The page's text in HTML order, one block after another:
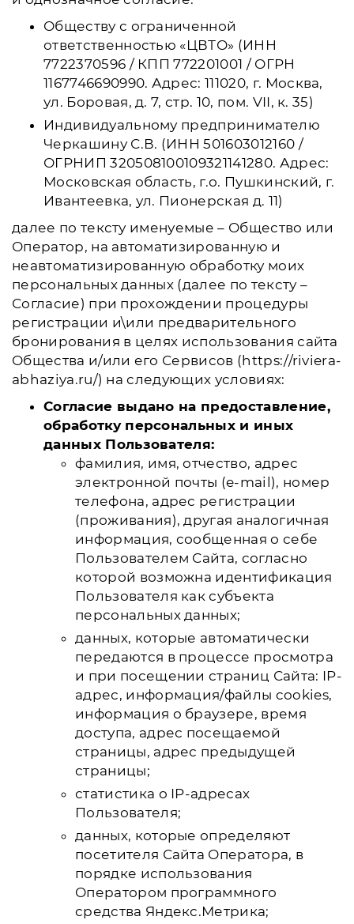
Обществу с ограниченной
ответственностью «ЦВТО» (ИНН
7722370596 / КПП 772201001 / ОГРН
1167746690990. Адрес: 111020, г. Москва,
ул. Боровая, д. 7, стр. 10, пом. VII, к. 35)
Индивидуальному предпринимателю
Черкашину С.В. (ИНН 501603012160 /
ОГРНИП 320508100109321141280. Адрес:
Московская область, г.о. Пушкинский, г.
Ивантеевка, ул. Пионерская д. 11)
далее по тексту именуемые – Общество или
Оператор, на автоматизированную и
неавтоматизированную обработку моих
персональных данных (далее по тексту –
Согласие) при прохождении процедуры
регистрации и\или предварительного
бронирования в целях использования сайта
Общества и/или его Сервисов (https://riviera-
abhaziya.ru/) на следующих условиях:
Согласие выдано на предоставление,
обработку персональных и иных
данных Пользователя:
фамилия, имя, отчество, адрес
электронной почты (e-mail), номер
телефона, адрес регистрации
(проживания), другая аналогичная
информация, сообщенная о себе
Пользователем Сайта, согласно
которой возможна идентификация
Пользователя как субъекта
персональных данных;
данных, которые автоматически
передаются в процессе просмотра
и при посещении страниц Сайта: IP-
адрес, информация/файлы cookies,
информация о браузере, время
доступа, адрес посещаемой
страницы, адрес предыдущей
страницы;
статистика о IP-адресах
Пользователя;
данных, которые определяют
посетителя Сайта Оператора, в
порядке использования
Оператором программного
средства Яндекс.Метрика;